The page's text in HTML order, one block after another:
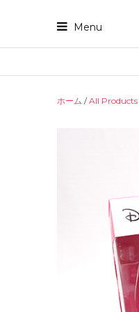
Menu
ホーム /All Products